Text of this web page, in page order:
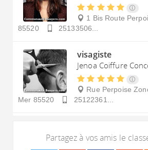
1 Bis Route
85520
25133506...
visagiste
Jenoa Coiffure
Rue Perpoise
Mer 85520 25122361...
Partagez à vos amis le